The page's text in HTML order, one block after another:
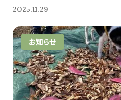
2025.11.29
お知らせ